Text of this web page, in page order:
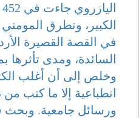
الكبير، وتطرق
في القصة القصيرة
السائدة، ومدى تأثرها
وخلص إلى أن أغلب
انطباعية إلا ما كتب
ورسائل جامعية. وبحث